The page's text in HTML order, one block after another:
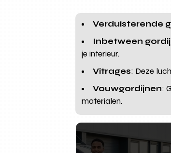
Verduisterende
Inbetween
je interieur.
Vitrages: Deze
Vouwgordijnen:
materialen.